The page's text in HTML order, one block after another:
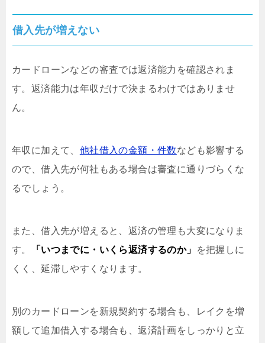
借入先が増えない
カードローンなどの審査では返済能力を確認されま
す。返済能力は年収だけで決まるわけではありませ
ん。
年収に加えて、 他社借入の金額・件数なども影響する
ので、借入先が何社もある場合は審査に通りづらくな
るでしょう。
また、借入先が増えると、返済の管理も大変になりま
す。
「いつまでに・いくら返済するのか」
を把握しに
くく、延滞しやすくなります。
別のカードローンを新規契約する場合も、レイクを増
額して追加借入する場合も、返済計画をしっかりと立